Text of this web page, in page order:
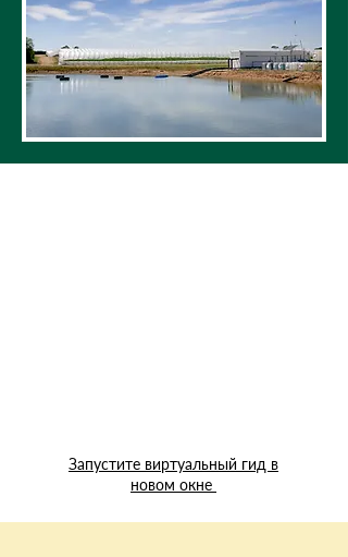
Запустите виртуальный гид в
новом окне